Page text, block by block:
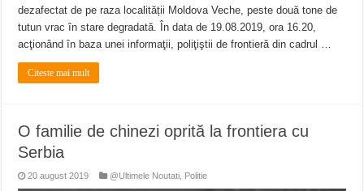
dezafectat de pe raza localității Moldova Veche, peste două tone de
tutun vrac în stare degradată. În data de 19.08.2019, ora 16.20,
acţionând în baza unei informaţii, poliţiştii de frontieră din cadrul …
Citeste mai mult
O familie de chinezi oprită la frontiera cu
Serbia
20 august 2019 @Ultimele Noutati Politie